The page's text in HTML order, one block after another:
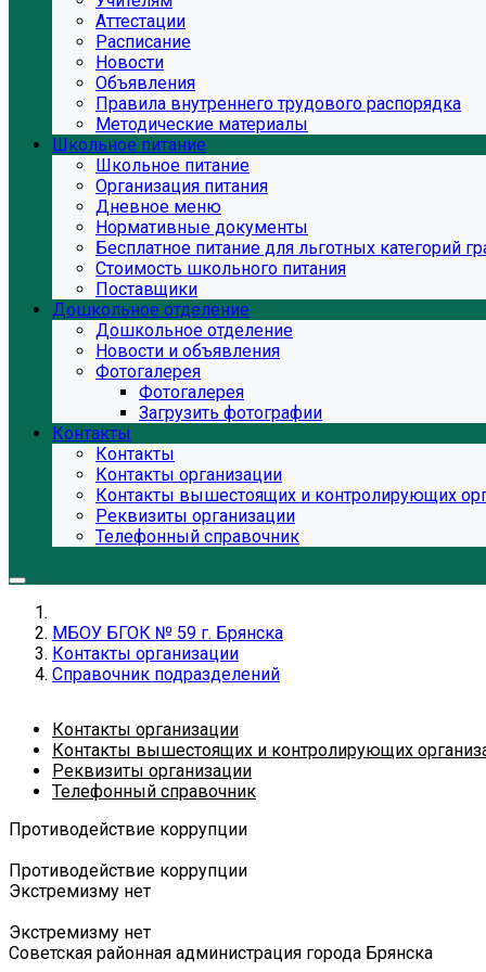
Аттестации
Расписание
Новости
Объявления
Правила внутреннего трудового распорядка
Методические материалы
Школьное питание
Школьное питание
Организация питания
Дневное меню
Нормативные документы
Бесплатное питание для льготных категорий
Стоимость школьного питания
Поставщики
Дошкольное отделение
Дошкольное отделение
Новости и объявления
Фотогалерея
Фотогалерея
Загрузить фотографии
Контакты
Контакты
Контакты организации
Контакты вышестоящих и контролирующих
Реквизиты организации
Телефонный справочник
МБОУ БГОК № 59 г. Брянска
Контакты организации
Справочник подразделений
Контакты организации
Контакты вышестоящих и контролирующих
Реквизиты организации
Телефонный справочник
Противодействие коррупции
Противодействие коррупции
Экстремизму нет
Экстремизму нет
Советская районная администрация города Брянска